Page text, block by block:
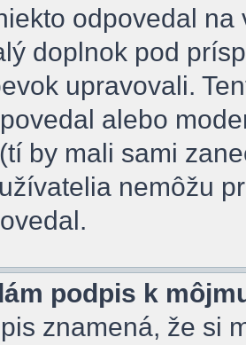
odpovedal
doplnok pod
upravovali.
alebo
by mali sami
nemôžu
podpis k
znamená, že si